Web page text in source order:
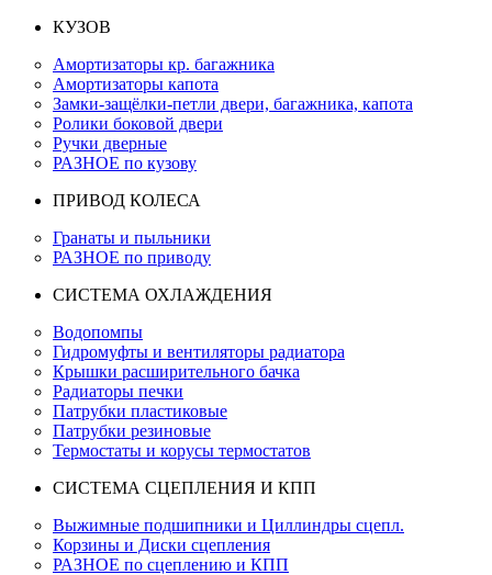
КУЗОВ
Амортизаторы кр. багажника
Амортизаторы капота
Замки-защёлки-петли двери, багажника, капота
Ролики боковой двери
Ручки дверные
РАЗНОЕ по кузову
ПРИВОД КОЛЕСА
Гранаты и пыльники
РАЗНОЕ по приводу
СИСТЕМА ОХЛАЖДЕНИЯ
Водопомпы
Гидромуфты и вентиляторы радиатора
Крышки расширительного бачка
Радиаторы печки
Патрубки пластиковые
Патрубки резиновые
Термостаты и корусы термостатов
СИСТЕМА СЦЕПЛЕНИЯ И КПП
Выжимные подшипники и Циллиндры сцепл.
Корзины и Диски сцепления
РАЗНОЕ по сцеплению и КПП